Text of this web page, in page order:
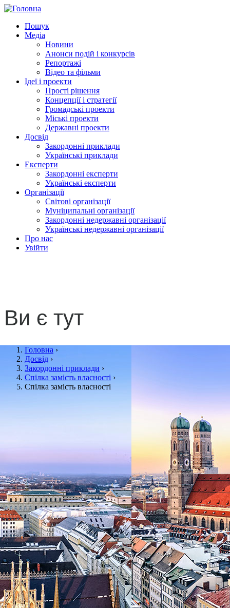
Пошук
Медіа
Новини
Анонси подій і конкурсів
Репортажі
Відео та фільми
Ідеї і проекти
Прості рішення
Концепції і стратегії
Громадські проекти
Міські проекти
Державні проекти
Досвід
Закордонні приклади
Українські приклади
Експерти
Закордонні експерти
Українські експерти
Організації
Світові організації
Муніципальні організації
Закордонні недержавні організації
Українські недержавні організації
Про нас
Увійти
Ви є тут
Головна ›
Досвід ›
Закордонні приклади ›
Спілка замість власності ›
Спілка замість власності